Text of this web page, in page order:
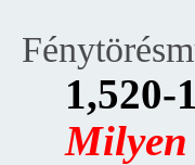
1,520-
Milyen